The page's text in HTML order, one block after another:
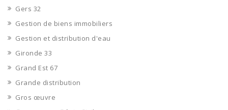
Gers 32
Gestion de biens immobiliers
Gestion et distribution d'eau
Gironde 33
Grand Est 67
Grande distribution
Gros œuvre